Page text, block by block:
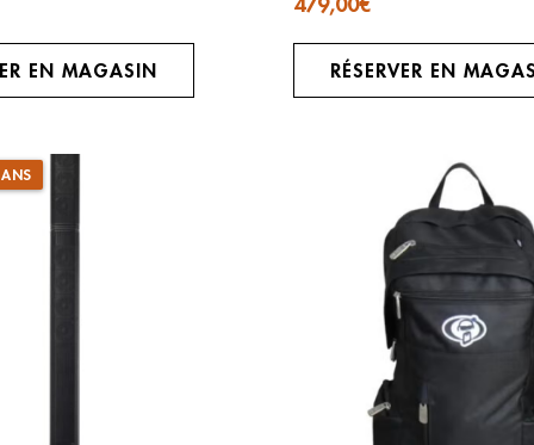
EN MAGASIN
479,00€
RÉSERVER EN